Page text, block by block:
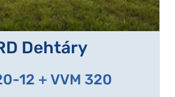
Dehtáry
12 + VVM 320